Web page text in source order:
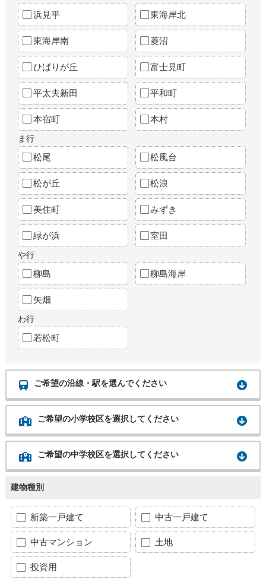
浜見平 東海岸北
東海岸南 菱沼
ひばりが丘 富士見町
平太夫新田 平和町
本宿町 本村
ま行
松尾 松風台
松が丘 松浪
美住町 みずき
緑が浜 室田
や行
柳島 柳島海岸
矢畑
わ行
若松町
ご希望の沿線・駅を選んでください
ご希望の小学校区を選択してください
ご希望の中学校区を選択してください
建物種別
新築一戸建て 中古一戸建て
中古マンション 土地
投資用